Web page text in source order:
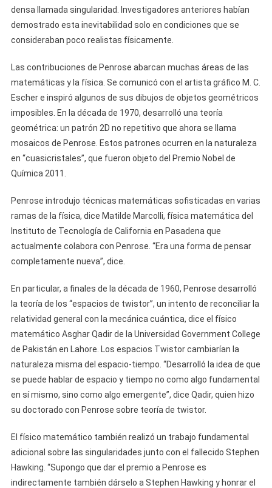
densa llamada singularidad. Investigadores anteriores habían
demostrado esta inevitabilidad solo en condiciones que se
consideraban poco realistas físicamente.
Las contribuciones de Penrose abarcan muchas áreas de las
matemáticas y la física. Se comunicó con el artista gráfico M. C.
Escher e inspiró algunos de sus dibujos de objetos geométricos
imposibles. En la década de 1970, desarrolló una teoría
geométrica: un patrón 2D no repetitivo que ahora se llama
mosaicos de Penrose. Estos patrones ocurren en la naturaleza
en “cuasicristales”, que fueron objeto del Premio Nobel de
Química 2011.
Penrose introdujo técnicas matemáticas sofisticadas en varias
ramas de la física, dice Matilde Marcolli, física matemática del
Instituto de Tecnología de California en Pasadena que
actualmente colabora con Penrose. “Era una forma de pensar
completamente nueva”, dice.
En particular, a finales de la década de 1960, Penrose desarrolló
la teoría de los “espacios de twistor”, un intento de reconciliar la
relatividad general con la mecánica cuántica, dice el físico
matemático Asghar Qadir de la Universidad Government College
de Pakistán en Lahore. Los espacios Twistor cambiarían la
naturaleza misma del espacio-tiempo. “Desarrolló la idea de que
se puede hablar de espacio y tiempo no como algo fundamental
en sí mismo, sino como algo emergente”, dice Qadir, quien hizo
su doctorado con Penrose sobre teoría de twistor.
El físico matemático también realizó un trabajo fundamental
adicional sobre las singularidades junto con el fallecido Stephen
Hawking. “Supongo que dar el premio a Penrose es
indirectamente también dárselo a Stephen Hawking y honrar el